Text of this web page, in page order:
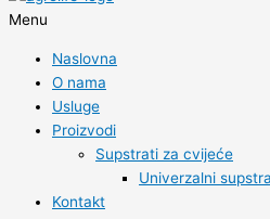
Menu
Naslovna
O nama
Usluge
Proizvodi
Supstrati za cvijeće
Univerzalni
Kontakt